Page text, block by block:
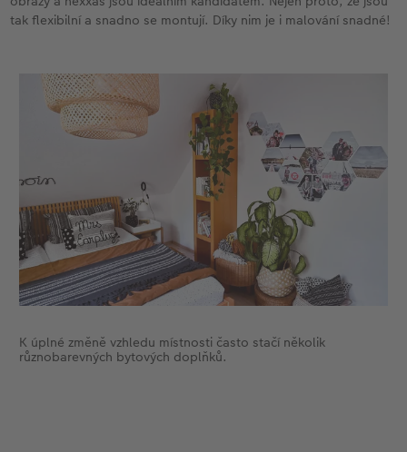
tak flexibilní a snadno se montují. Díky nim je i malování snadné!
K úplné změně vzhledu místnosti často stačí několik
různobarevných bytových doplňků.